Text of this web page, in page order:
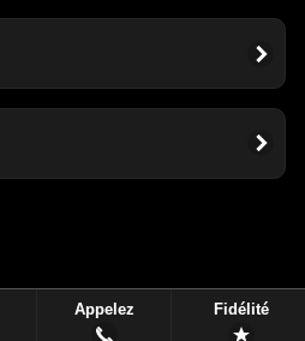
Appelez Fidélité